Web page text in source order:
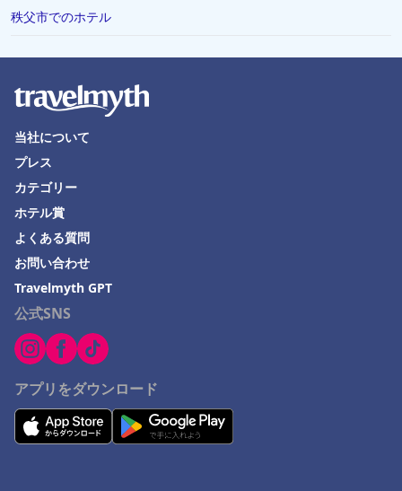
名護市でのホテル
中野市でのホテル
平塚市でのホテル
鶴岡市でのホテル
グアムでのホテル
加西市でのホテル
小浜でのホテル
秩父市でのホテル
公式SNS
アプリをダウンロード
当社について
プレス
カテゴリー
ホテル賞
よくある質問
お問い合わせ
Travelmyth GPT